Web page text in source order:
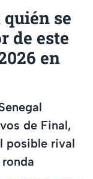
se
de este
en
de Final,
posible rival